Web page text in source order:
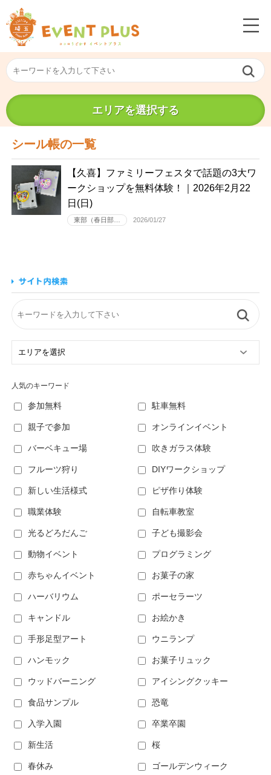
エリアを選択する
シール帳の一覧
【久喜】ファミリーフェスタで話題の3大ワ
ークショップを無料体験！｜2026年2月22
日(日)
東部（春日部… 2026/01/27
人気のキーワード
参加無料 駐車無料
親子で参加 オンラインイベント
バーベキュー場 吹きガラス体験
フルーツ狩り DIYワークショップ
新しい生活様式 ピザ作り体験
職業体験 自転車教室
光るどろだんご 子ども撮影会
動物イベント プログラミング
赤ちゃんイベント お菓子の家
ハーバリウム ポーセラーツ
キャンドル お絵かき
手形足型アート ウニランプ
ハンモック お菓子リュック
ウッドバーニング アイシングクッキー
食品サンプル 恐竜
入学入園 卒業卒園
新生活 桜
春休み ゴールデンウィーク